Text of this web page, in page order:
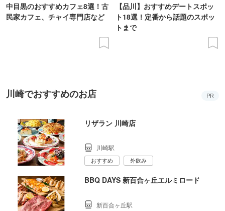
中目黒のおすすめカフェ8選！古
民家カフェ、チャイ専門店など
【品川】おすすめデートスポッ
ト18選！定番から話題のスポッ
トまで
川崎でおすすめのお店 PR
リザラン 川崎店
川崎駅
おすすめ 外飲み
BBQ DAYS 新百合ヶ丘エルミロード
新百合ヶ丘駅